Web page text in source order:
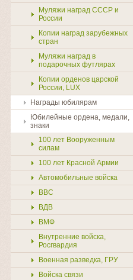
Муляжи наград СССР и
России
Копии наград зарубежных
стран
Муляжи наград в
подарочных футлярах
Копии орденов царской
России, LUX
Награды юбилярам
Юбилейные ордена, медали,
знаки
100 лет Вооруженным
силам
100 лет Красной Армии
Автомобильные войска
ВВС
ВДВ
ВМФ
Внутренние войска,
Росгвардия
Военная разведка, ГРУ
Войска связи